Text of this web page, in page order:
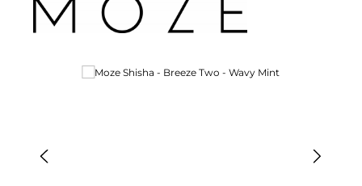
Bildergalerie überspringen